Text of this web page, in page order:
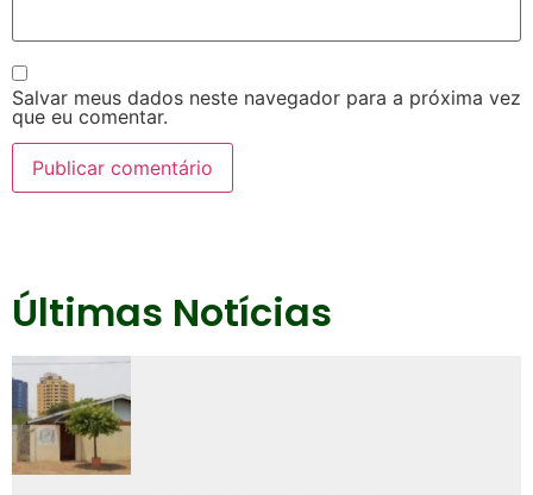
Salvar meus dados neste navegador para a próxima vez
que eu comentar.
Últimas Notícias